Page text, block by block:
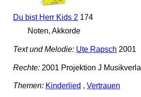
Du bist Herr Kids 2174
Noten, Akkorde
Text und Melodie: Ute Rapsch 2001
Rechte:2001 Projektion J
Themen: Kinderlied , Vertrauen